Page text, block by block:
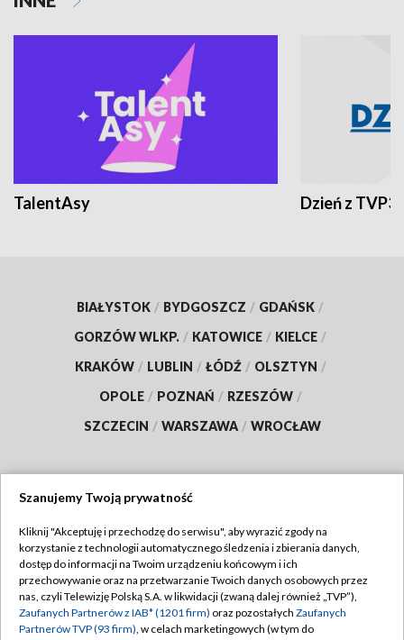
TalentAsy Dzień z TVP3
BIAŁYSTOK / BYDGOSZCZ / GDAŃSK /
GORZÓW WLKP. / KATOWICE / KIELCE /
KRAKÓW / LUBLIN / ŁÓDŹ / OLSZTYN /
OPOLE / POZNAŃ / RZESZÓW /
SZCZECIN / WARSZAWA / WROCŁAW
TVP
Abonament TVP
Emisja w TVP
Regulamin TVP
Polityka prywatności
Szanujemy Twoją prywatność
Kliknij "Akceptuję i przechodzę do serwisu", aby wyrazić zgody na
korzystanie z technologii automatycznego śledzenia i zbierania danych,
dostęp do informacji na Twoim urządzeniu końcowym i ich
przechowywanie oraz na przetwarzanie Twoich danych osobowych przez
nas, czyli Telewizję Polską S.A. w likwidacji (zwaną dalej również „TVP”),
Zaufanych Partnerów z IAB* (1201 firm) oraz pozostałych Zaufanych
Partnerów TVP (93 firm), w celach marketingowych (w tym do